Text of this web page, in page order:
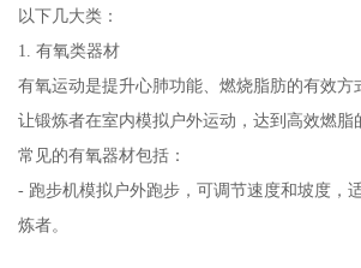
以下几大类：
1. 有氧类器材
有氧运动是提升心肺功能、燃烧脂肪的有效方
让锻炼者在室内模拟户外运动，达到高效燃脂
常见的有氧器材包括：
- 跑步机模拟户外跑步，可调节速度和坡度，
炼者。